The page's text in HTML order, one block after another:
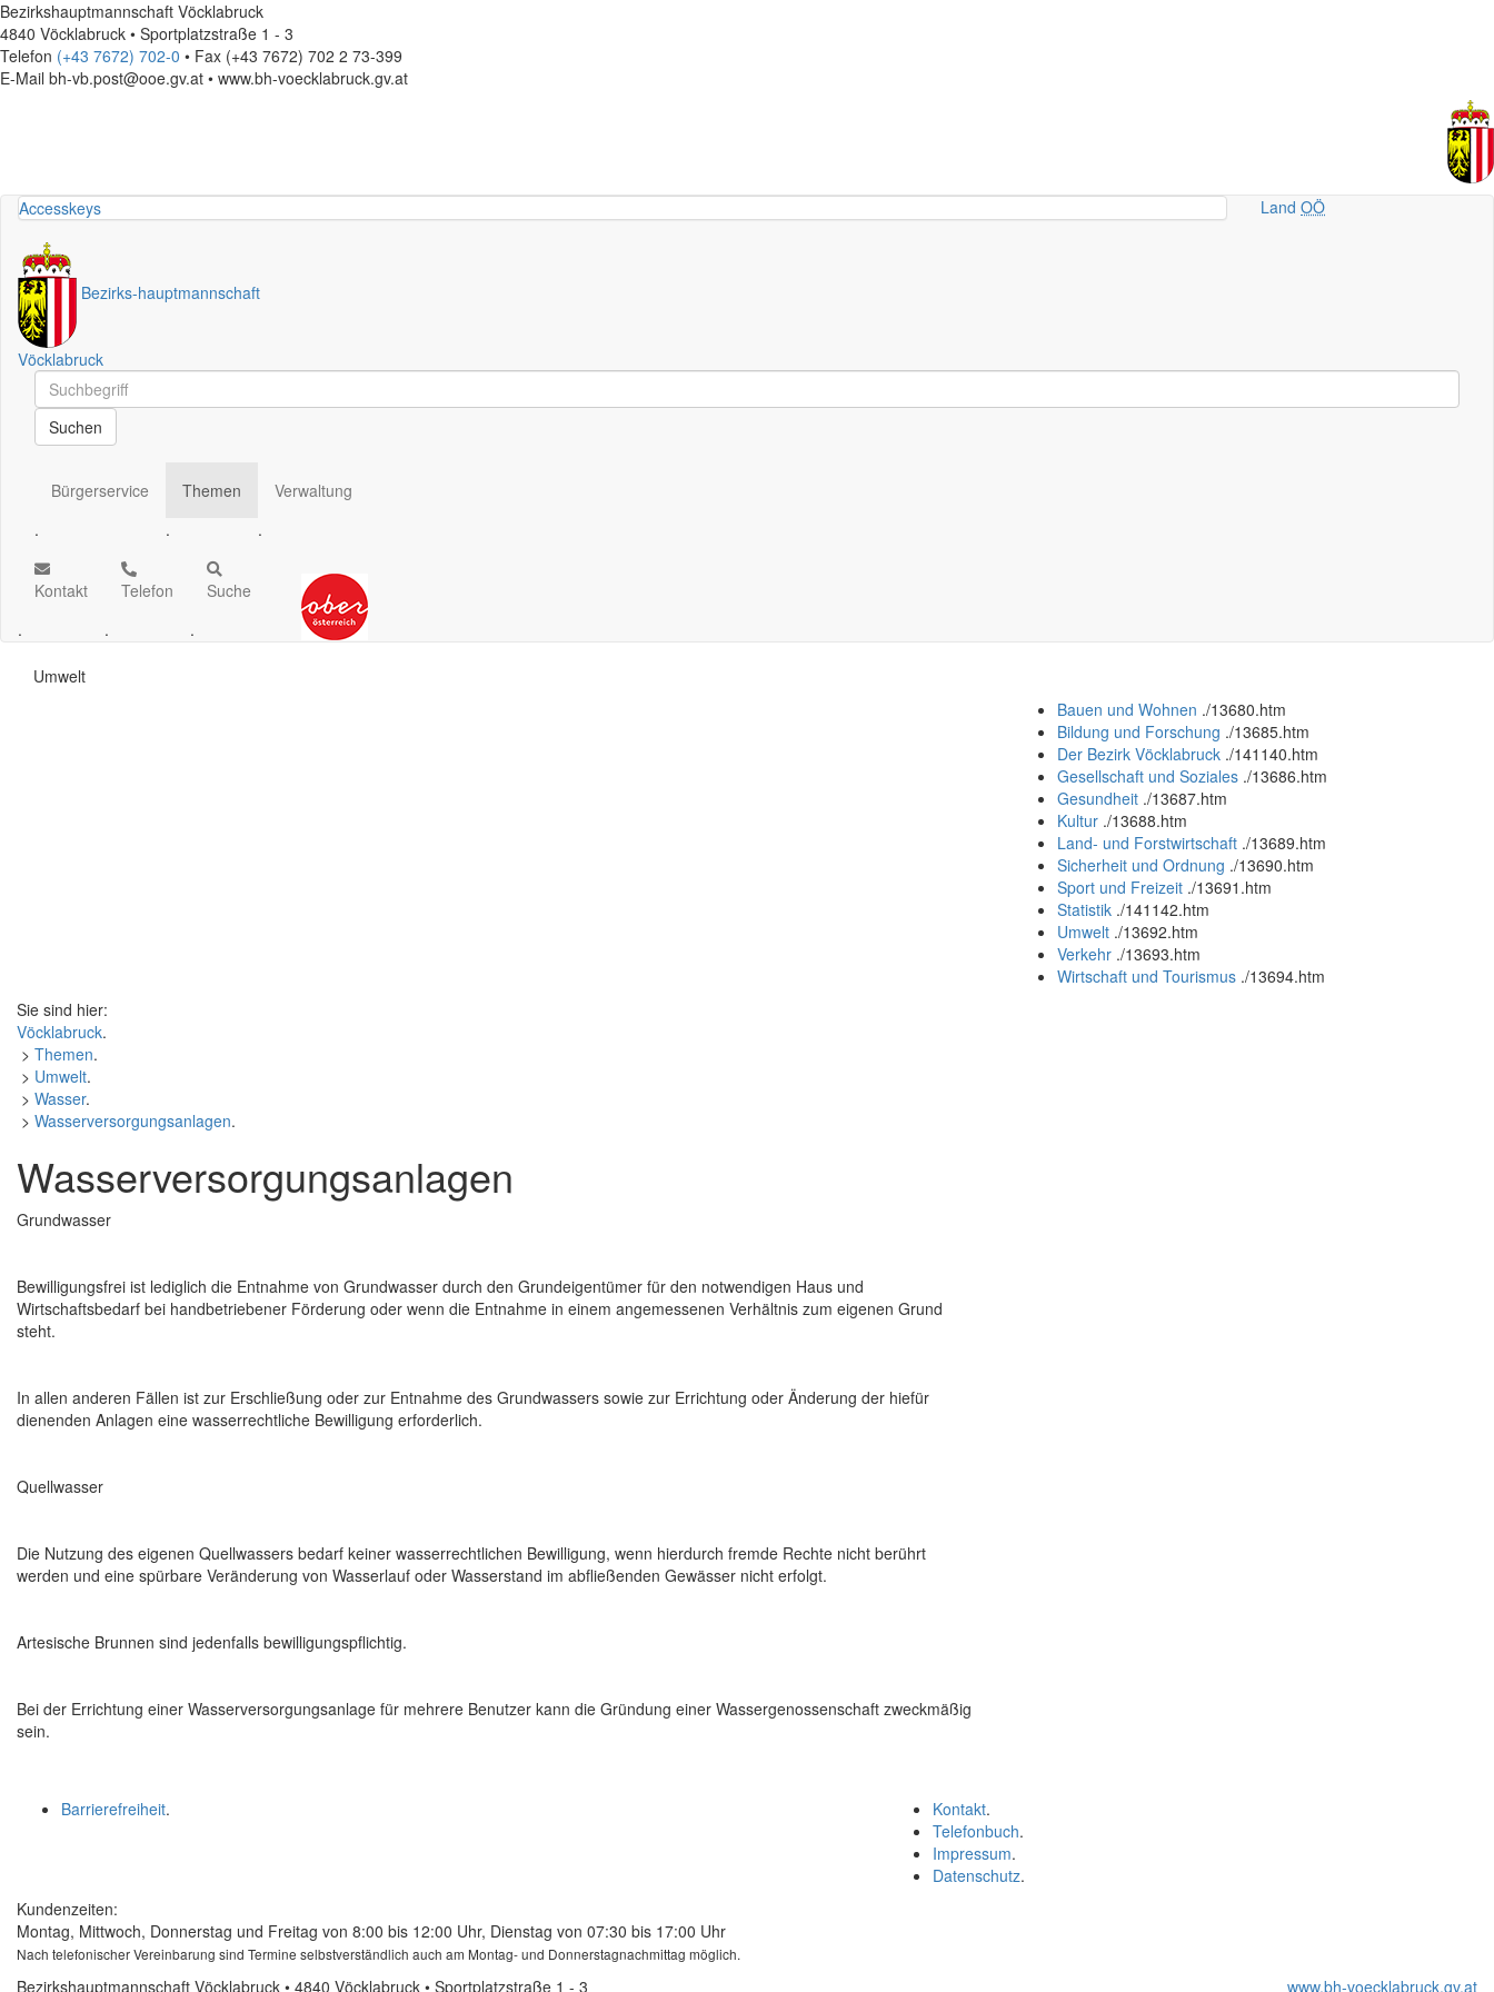
Bezirkshauptmannschaft Vöcklabruck
4840 Vöcklabruck • Sportplatzstraße 1 - 3
Telefon (+43 7672) 702-0 • Fax (+43 7672) 702 2 73-399
E-Mail bh-vb.post@ooe.gv.at • www.bh-voecklabruck.gv.at
Accesskeys LandOÖ
Bezirks-hauptmannschaft
Vöcklabruck
Schnellsuche
Schnellsuche
Suchen
Bürgerservice
.
Themen
.
Verwaltung
.
Kontakt
.
Telefon
.
Suche
.
Umwelt
Bauen und Wohnen ./13680.htm
Bildung und Forschung ./13685.htm
Der Bezirk Vöcklabruck ./141140.htm
Gesellschaft und Soziales ./13686.htm
Gesundheit ./13687.htm
Kultur ./13688.htm
Land- und Forstwirtschaft ./13689.htm
Sicherheit und Ordnung ./13690.htm
Sport und Freizeit ./13691.htm
Statistik ./141142.htm
Umwelt ./13692.htm
Verkehr ./13693.htm
Wirtschaft und Tourismus ./13694.htm
Sie sind hier:
Vöcklabruck.
> Themen.
> Umwelt.
> Wasser.
> Wasserversorgungsanlagen.
Wasserversorgungsanlagen
Grundwasser
Bewilligungsfrei ist lediglich die Entnahme von Grundwasser durch den Grundeigentümer für den notwendigen Haus und
Wirtschaftsbedarf bei handbetriebener Förderung oder wenn die Entnahme in einem angemessenen Verhältnis zum eigenen Grund
steht.
In allen anderen Fällen ist zur Erschließung oder zur Entnahme des Grundwassers sowie zur Errichtung oder Änderung der hiefür
dienenden Anlagen eine wasserrechtliche Bewilligung erforderlich.
Quellwasser
Die Nutzung des eigenen Quellwassers bedarf keiner wasserrechtlichen Bewilligung, wenn hierdurch fremde Rechte nicht berührt
werden und eine spürbare Veränderung von Wasserlauf oder Wasserstand im abfließenden Gewässer nicht erfolgt.
Artesische Brunnen sind jedenfalls bewilligungspflichtig.
Bei der Errichtung einer Wasserversorgungsanlage für mehrere Benutzer kann die Gründung einer Wassergenossenschaft zweckmäßig
sein.
Kontakt.
Telefonbuch.
Impressum.
Datenschutz.
Barrierefreiheit.
Kundenzeiten:
Montag, Mittwoch, Donnerstag und Freitag von 8:00 bis 12:00 Uhr, Dienstag von 07:30 bis 17:00 Uhr
Nach telefonischer Vereinbarung sind Termine selbstverständlich auch am Montag- und Donnerstagnachmittag möglich.
Bezirkshauptmannschaft Vöcklabruck • 4840 Vöcklabruck • Sportplatzstraße 1 - 3 www.bh-voecklabruck.gv.at